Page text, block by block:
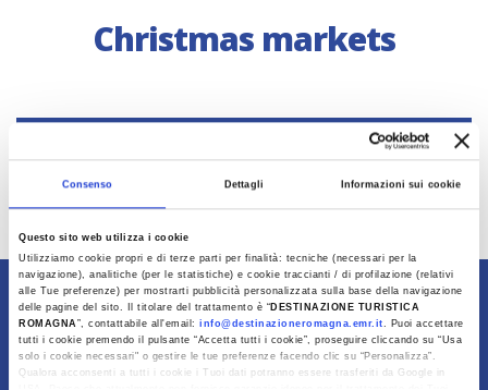
Consenso Dettagli Informazioni sui cookie
Questo sito web utilizza i cookie
Utilizziamo cookie propri e di terze parti per finalità: tecniche (necessari per la
navigazione), analitiche (per le statistiche) e cookie traccianti / di profilazione (relativi
alle Tue preferenze) per mostrarti pubblicità personalizzata sulla base della navigazione
delle pagine del sito. Il titolare del trattamento è “ DESTINAZIONE TURISTICA
ROMAGNA”, contattabile all'email:info@destinazioneromagna.emr.it. Puoi accettare
tutti i cookie premendo il pulsante “Accetta tutti i cookie”, proseguire cliccando su “Usa
solo i cookie necessari" o gestire le tue preferenze facendo clic su “Personalizza”.
Qualora acconsenti a tutti i cookie i Tuoi dati potranno essere trasferiti da Google in
Christmas markets
Non è stato trovato nessun risultato.
Last update 17/10/2025
Content owned by Destinazione Turistica Romagna